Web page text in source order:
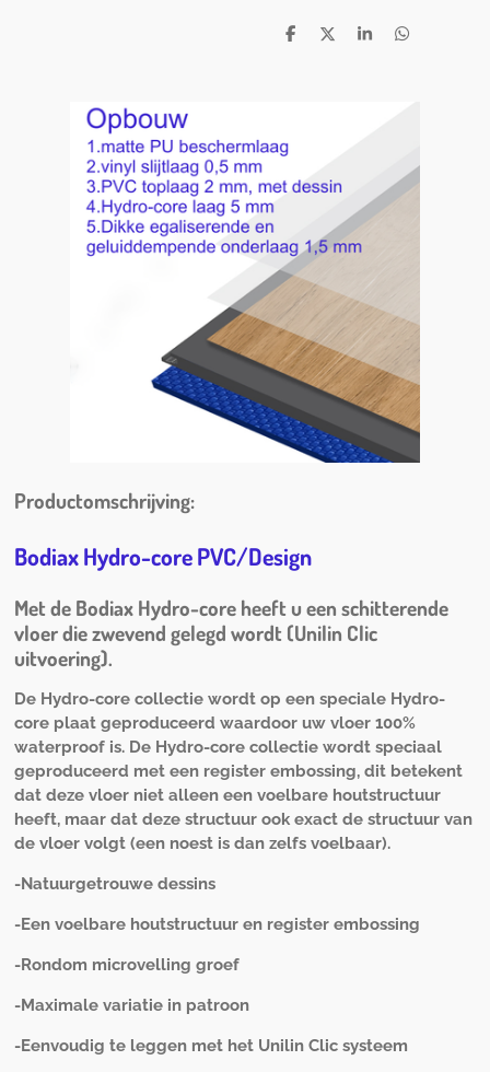
D
D
S
D
Productomschrijving:
Bodiax Hydro-core PVC/Design
Met de Bodiax Hydro-core heeft u een schitterende
vloer die zwevend gelegd wordt (Unilin Clic
uitvoering).
De Hydro-core collectie wordt op een speciale Hydro-
core plaat geproduceerd waardoor uw vloer 100%
waterproof is. De Hydro-core collectie wordt speciaal
geproduceerd met een register embossing, dit betekent
dat deze vloer niet alleen een voelbare houtstructuur
heeft, maar dat deze structuur ook exact de structuur van
de vloer volgt (een noest is dan zelfs voelbaar).
-Natuurgetrouwe dessins
-Een voelbare houtstructuur en register embossing
-Rondom microvelling groef
-Maximale variatie in patroon
-Eenvoudig te leggen met het Unilin Clic systeem